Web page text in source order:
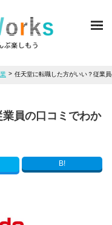
> 任天堂に転職した方がいい？従業
員の口コミでわか
B!